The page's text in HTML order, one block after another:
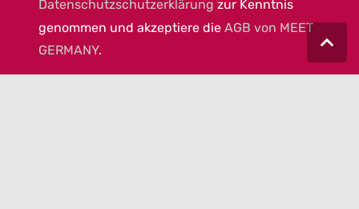
Datenschutzschutzerklärung zur Kenntnis
genommen und akzeptiere die AGB von MEET
GERMANY.